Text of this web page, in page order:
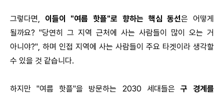
그렇다면, 이들이 "여름 핫플"로 향하는 핵심 동선은 어떻게
될까요? "당연히 그 지역 근처에 사는 사람들이 많이 오는 거
아니야?", 하며 인접 지역에 사는 사람들이 주요 타겟이라 생각할
수 있을 것 같습니다.
하지만 "여름 핫플"을 방문하는 2030 세대들은 구 경계를